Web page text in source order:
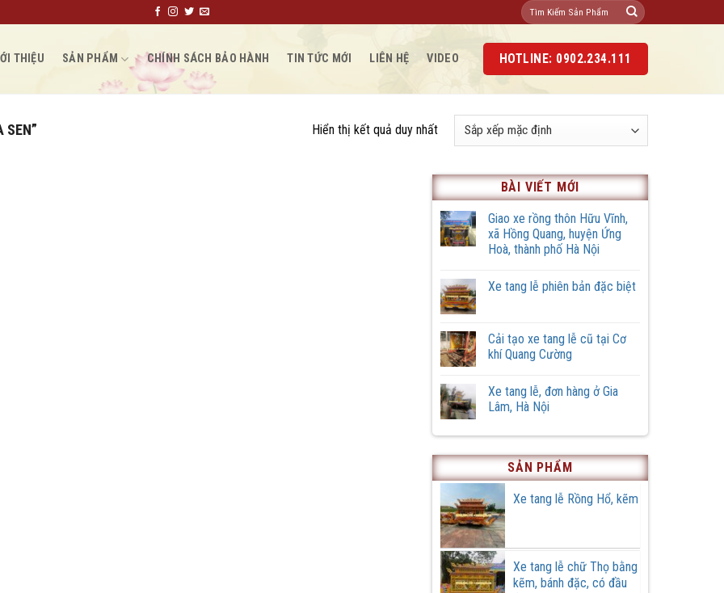
Tìm
kiếm:
THIỆU SẢN PHẨM CHÍNH SÁCH BẢO HÀNH TIN TỨC MỚI LIÊN HỆ VIDEO HOTLINE: 0902.234.111
SEN” Hiển thị kết quả duy nhất
BÀI VIẾT MỚI
Giao xe rồng thôn Hữu Vĩnh,
xã Hồng Quang, huyện Ứng
Hoà, thành phố Hà Nội
bình
rồng
thôn
Hữu
Hồng
Quang,
huyện
Hoà,
phố
Nội
Xe tang lễ phiên bản đặc biệt
luận
ở
Xe
phiên
bản
đặc
Cải tạo xe tang lễ cũ tại Cơ
khí Quang Cường
bình
luận
ở
tạo
tang
cũ
tại
Cơ
khí
Quang
Cường
Xe tang lễ, đơn hàng ở Gia
Lâm, Hà Nội
có
luận
Xe
tang
lễ,
đơn
hàng
ở
Gia
Lâm,
Hà
Nội
SẢN PHẨM
Xe tang lễ Rồng Hổ, kẽm
Xe tang lễ chữ Thọ bằng
kẽm, bánh đặc, có đầu